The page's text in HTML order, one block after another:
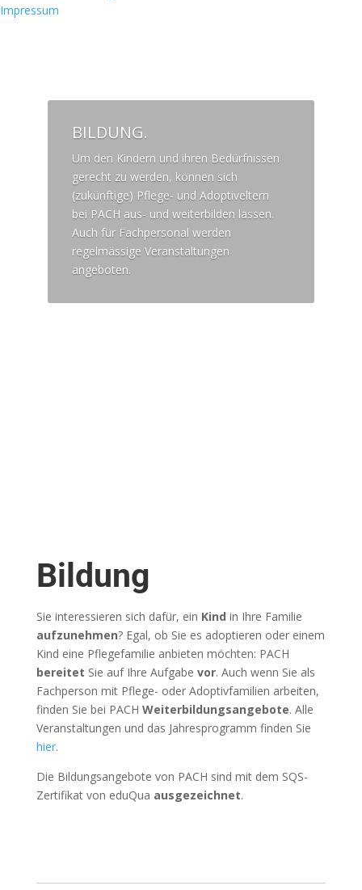
Impressum
BILDUNG.
Um den Kindern und ihren Bedürfnissen
gerecht zu werden, können sich
(zukünftige) Pflege- und Adoptiveltern
bei PACH aus- und weiterbilden lassen.
Auch für Fachpersonal werden
regelmässige Veranstaltungen
angeboten.
Bildung
Sie interessieren sich dafür, ein Kind in Ihre Familie
aufzunehmen? Egal, ob Sie es adoptieren oder einem
Kind eine Pflegefamilie anbieten möchten: PACH
bereitet Sie auf Ihre Aufgabe vor. Auch wenn Sie als
Fachperson mit Pflege- oder Adoptivfamilien arbeiten,
finden Sie bei PACH Weiterbildungsangebote. Alle
Veranstaltungen und das Jahresprogramm finden Sie
hier.
Die Bildungsangebote von PACH sind mit dem SQS-
Zertifikat von eduQua ausgezeichnet.